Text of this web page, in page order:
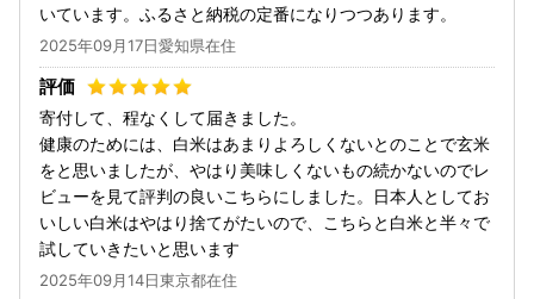
いています。ふるさと納税の定番になりつつあります。
2025年09月17日愛知県在住
寄付して、程なくして届きました。
健康のためには、白米はあまりよろしくないとのことで玄米
をと思いましたが、やはり美味しくないもの続かないのでレ
ビューを見て評判の良いこちらにしました。日本人としてお
いしい白米はやはり捨てがたいので、こちらと白米と半々で
試していきたいと思います
2025年09月14日東京都在住